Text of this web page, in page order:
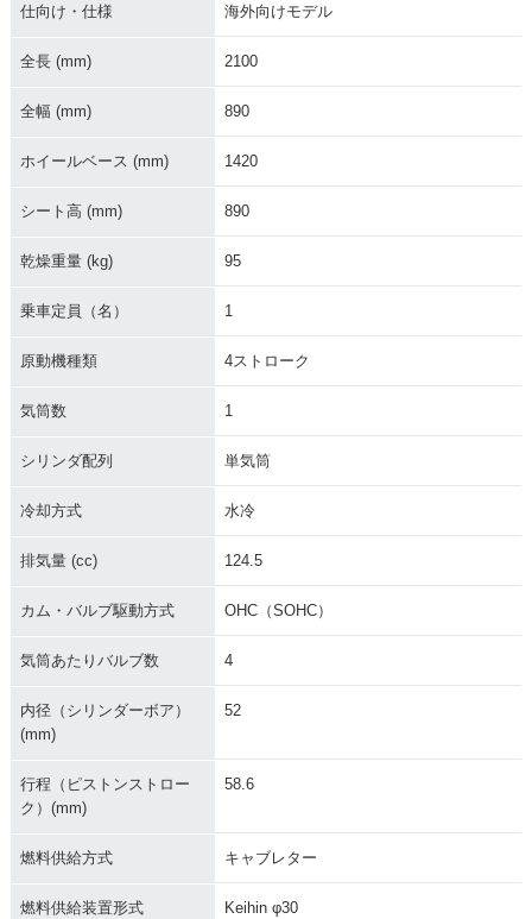
仕向け・仕様 海外向けモデル
全長 (mm) 2100
全幅 (mm) 890
ホイールベース (mm) 1420
シート高 (mm) 890
乾燥重量 (kg) 95
乗車定員（名） 1
原動機種類 4ストローク
気筒数 1
シリンダ配列 単気筒
冷却方式 水冷
排気量 (cc) 124.5
カム・バルブ駆動方式 OHC（SOHC）
気筒あたりバルブ数 4
内径（シリンダーボア）
(mm)
52
行程（ピストンストロー
ク）(mm)
58.6
燃料供給方式 キャブレター
燃料供給装置形式 Keihin φ30